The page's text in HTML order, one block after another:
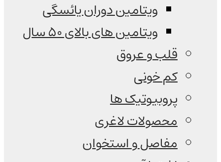
ویتامین دوران یائسگی
ویتامین های بالای 50 سال
قلب و عروق
کم خونی
پروبیوتیک ها
محصولات لاغری
مفاصل و استخوان